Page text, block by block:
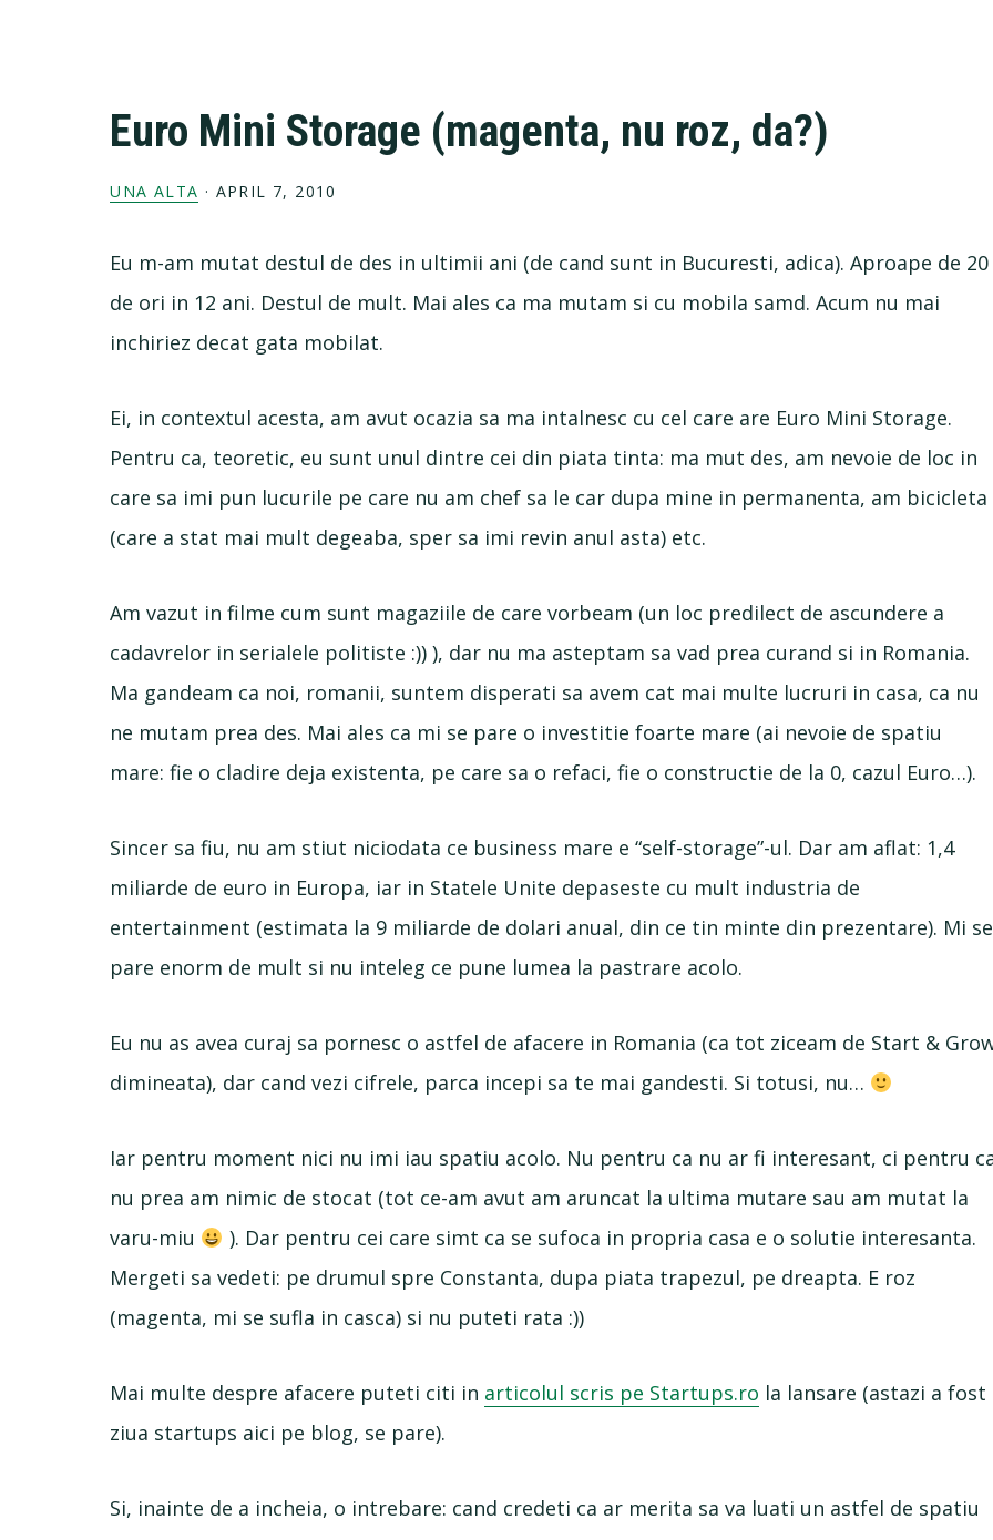
Euro Mini Storage (magenta, nu roz, da?)
UNA ALTA · APRIL 7, 2010
Eu m-am mutat destul de des in ultimii ani (de cand sunt in Bucuresti, adica). Aproape de 20
de ori in 12 ani. Destul de mult. Mai ales ca ma mutam si cu mobila samd. Acum nu mai
inchiriez decat gata mobilat.
Ei, in contextul acesta, am avut ocazia sa ma intalnesc cu cel care are Euro Mini Storage.
Pentru ca, teoretic, eu sunt unul dintre cei din piata tinta: ma mut des, am nevoie de loc in
care sa imi pun lucurile pe care nu am chef sa le car dupa mine in permanenta, am bicicleta
(care a stat mai mult degeaba, sper sa imi revin anul asta) etc.
Am vazut in filme cum sunt magaziile de care vorbeam (un loc predilect de ascundere a
cadavrelor in serialele politiste :)) ), dar nu ma asteptam sa vad prea curand si in Romania.
Ma gandeam ca noi, romanii, suntem disperati sa avem cat mai multe lucruri in casa, ca nu
ne mutam prea des. Mai ales ca mi se pare o investitie foarte mare (ai nevoie de spatiu
mare: fie o cladire deja existenta, pe care sa o refaci, fie o constructie de la 0, cazul Euro…).
Sincer sa fiu, nu am stiut niciodata ce business mare e “self-storage”-ul. Dar am aflat: 1,4
miliarde de euro in Europa, iar in Statele Unite depaseste cu mult industria de
entertainment (estimata la 9 miliarde de dolari anual, din ce tin minte din prezentare). Mi se
pare enorm de mult si nu inteleg ce pune lumea la pastrare acolo.
Eu nu as avea curaj sa pornesc o astfel de afacere in Romania (ca tot ziceam de Start &
dimineata), dar cand vezi cifrele, parca incepi sa te mai gandesti. Si totusi, nu…
Iar pentru moment nici nu imi iau spatiu acolo. Nu pentru ca nu ar fi interesant, ci pentru
nu prea am nimic de stocat (tot ce-am avut am aruncat la ultima mutare sau am mutat la
varu-miu
). Dar pentru cei care simt ca se sufoca in propria casa e o solutie interesanta.
Mergeti sa vedeti: pe drumul spre Constanta, dupa piata trapezul, pe dreapta. E roz
(magenta, mi se sufla in casca) si nu puteti rata :))
Mai multe despre afacere puteti citi in articolul scris pe Startups.ro la lansare (astazi a fost
ziua startups aici pe blog, se pare).
Si, inainte de a incheia, o intrebare: cand credeti ca ar merita sa va luati un astfel de spatiu